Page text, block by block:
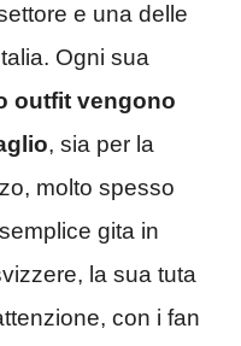
e una delle
Ogni sua
outfit vengono
, sia per la
molto spesso
gita in
la sua tuta
con i fan